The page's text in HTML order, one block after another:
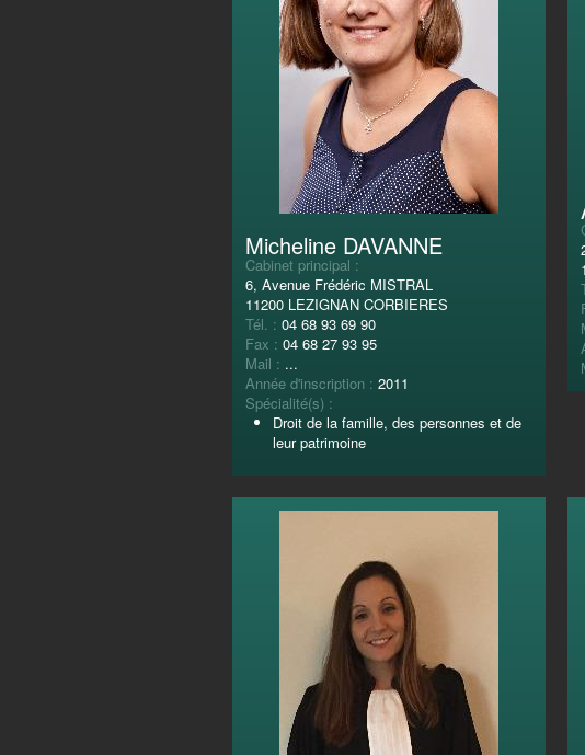
Micheline DAVANNE
Cabinet principal :
6, Avenue Frédéric MISTRAL
11200 LEZIGNAN CORBIERES
Tél. : 04 68 93 69 90
Fax : 04 68 27 93 95
Mail : ...
Année d'inscription : 2011
Spécialité(s) :
Droit de la famille, des personnes et de
leur patrimoine